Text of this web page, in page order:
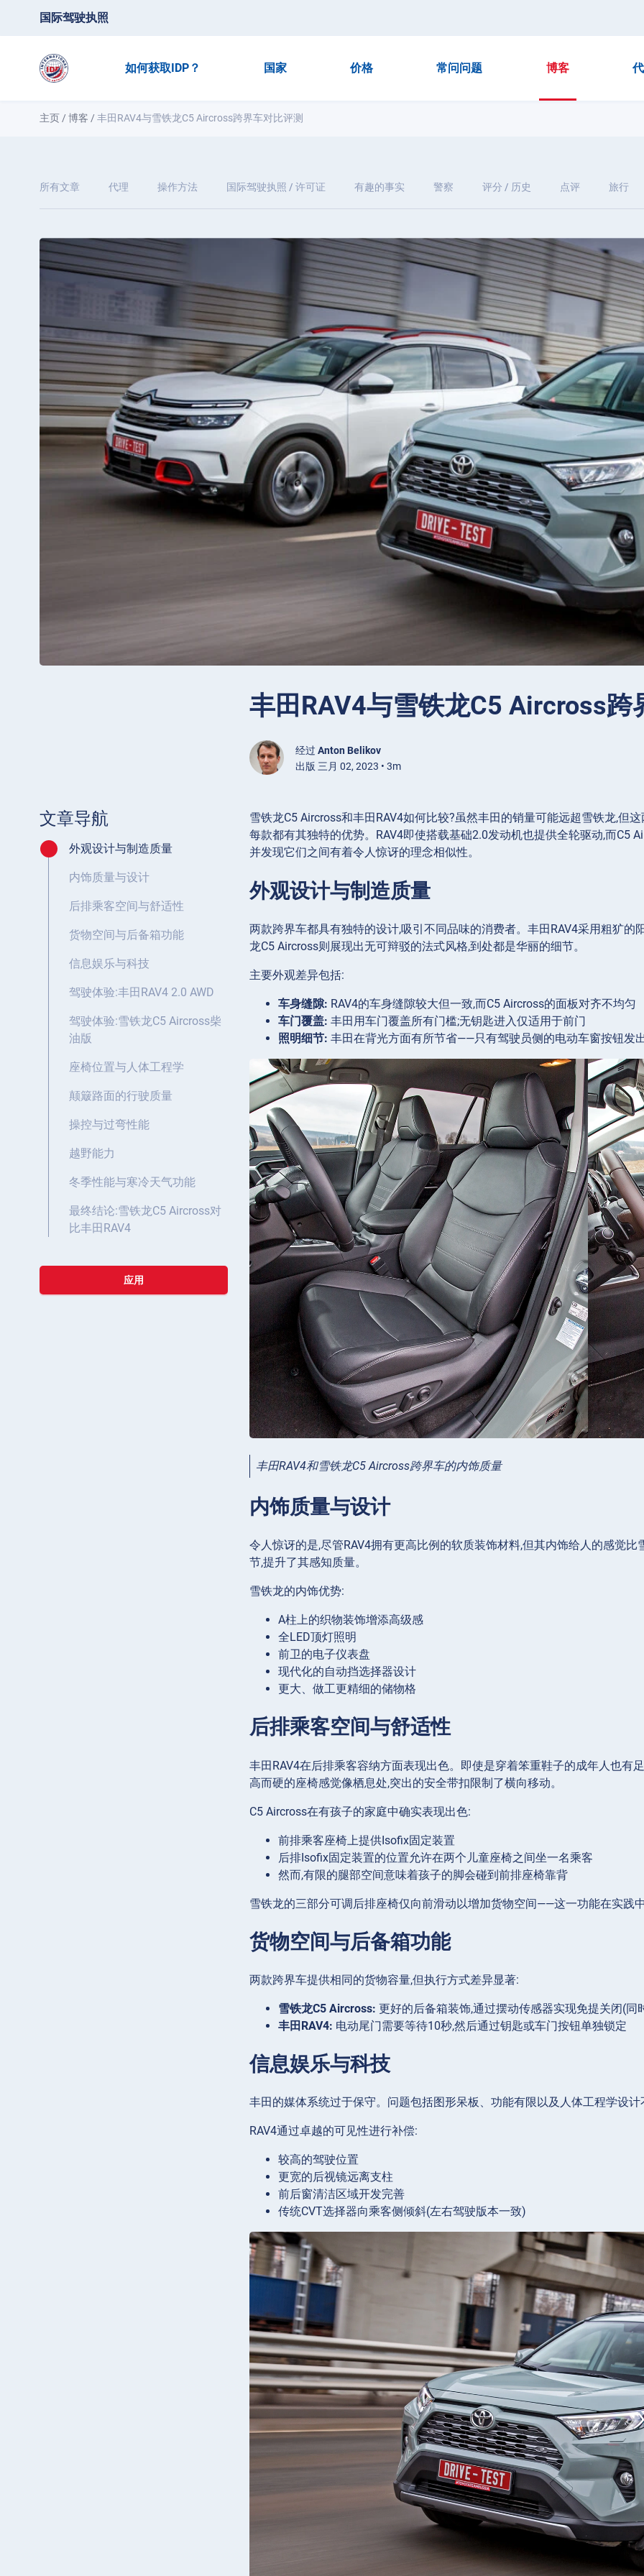
国际驾驶执照
如何获取IDP？ 国家 价格 常问问题 博客
主页 /博客 /丰田RAV4与雪铁龙C5 Aircross跨界车对比评测
所有文章 代理 操作方法 国际驾驶执照 / 许可证 有趣的事实 警察 评分 / 历史 点评 旅行
丰田RAV4与雪铁龙C5 Aircross跨
经过 Anton Belikov
出版 三月 02, 2023 • 3m
文章导航
外观设计与制造质量
内饰质量与设计
后排乘客空间与舒适性
货物空间与后备箱功能
信息娱乐与科技
驾驶体验:丰田RAV4 2.0 AWD
驾驶体验:雪铁龙C5 Aircross柴
油版
座椅位置与人体工程学
颠簸路面的行驶质量
操控与过弯性能
越野能力
冬季性能与寒冷天气功能
最终结论:雪铁龙C5 Aircross对
比丰田RAV4
应用
雪铁龙C5 Aircross和丰田RAV4如何比较?虽然丰田的销量可能远超雪铁龙,
每款都有其独特的优势。RAV4即使搭载基础2.0发动机也提供全轮驱动,而C5
并发现它们之间有着令人惊讶的理念相似性。
外观设计与制造质量
两款跨界车都具有独特的设计,吸引不同品味的消费者。丰田RAV4采用粗犷
龙C5 Aircross则展现出无可辩驳的法式风格,到处都是华丽的细节。
主要外观差异包括:
车身缝隙: RAV4的车身缝隙较大但一致,而C5 Aircross的面板对齐不均匀
车门覆盖: 丰田用车门覆盖所有门槛;无钥匙进入仅适用于前门
照明细节: 丰田在背光方面有所节省——只有驾驶员侧的电动车窗按钮发
丰田RAV4和雪铁龙C5 Aircross跨界车的内饰质量
内饰质量与设计
令人惊讶的是,尽管RAV4拥有更高比例的软质装饰材料,但其内饰给人的感觉
节,提升了其感知质量。
雪铁龙的内饰优势:
A柱上的织物装饰增添高级感
全LED顶灯照明
前卫的电子仪表盘
现代化的自动挡选择器设计
更大、做工更精细的储物格
后排乘客空间与舒适性
丰田RAV4在后排乘客容纳方面表现出色。即使是穿着笨重鞋子的成年人也有
高而硬的座椅感觉像栖息处,突出的安全带扣限制了横向移动。
C5 Aircross在有孩子的家庭中确实表现出色:
前排乘客座椅上提供Isofix固定装置
后排Isofix固定装置的位置允许在两个儿童座椅之间坐一名乘客
然而,有限的腿部空间意味着孩子的脚会碰到前排座椅靠背
雪铁龙的三部分可调后排座椅仅向前滑动以增加货物空间——这一功能在实践
货物空间与后备箱功能
两款跨界车提供相同的货物容量,但执行方式差异显著:
雪铁龙C5 Aircross: 更好的后备箱装饰,通过摆动传感器实现免提关闭(
丰田RAV4: 电动尾门需要等待10秒,然后通过钥匙或车门按钮单独锁定
信息娱乐与科技
丰田的媒体系统过于保守。问题包括图形呆板、功能有限以及人体工程学设
RAV4通过卓越的可见性进行补偿:
较高的驾驶位置
更宽的后视镜远离支柱
前后窗清洁区域开发完善
传统CVT选择器向乘客侧倾斜(左右驾驶版本一致)